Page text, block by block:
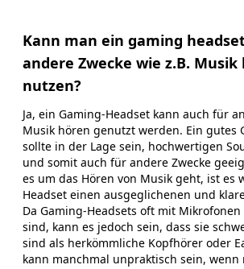
Kann man ein gaming
andere Zwecke wie z.B. Musik
nutzen?
Ja, ein Gaming-Headset kann auch für
Musik hören genutzt werden. Ein gutes
sollte in der Lage sein, hochwertigen
und somit auch für andere Zwecke
es um das Hören von Musik geht, ist es
Headset einen ausgeglichenen und
Da Gaming-Headsets oft mit
sind, kann es jedoch sein, dass sie
sind als herkömmliche Kopfhörer oder
kann manchmal unpraktisch sein, wenn